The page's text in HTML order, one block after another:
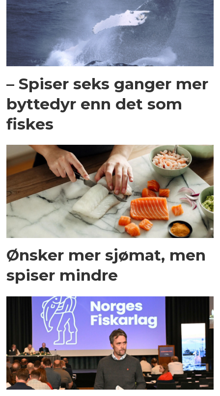
– Spiser seks ganger mer
byttedyr enn det som
fiskes
Ønsker mer sjømat, men
spiser mindre